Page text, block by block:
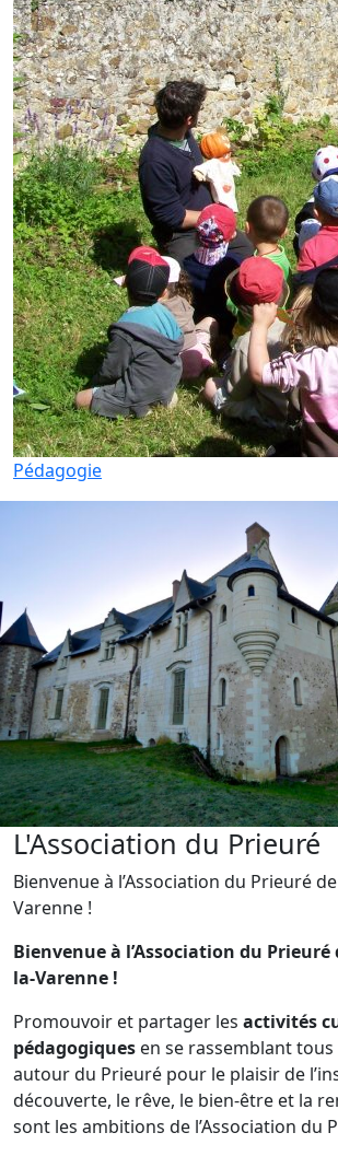
Pédagogie
L'Association du Prieuré
Bienvenue à l’Association du Prieuré
Varenne !
Bienvenue à l’Association du Prieuré
la-Varenne !
Promouvoir et partager les activités
pédagogiques en se rassemblant
autour du Prieuré pour le plaisir de
découverte, le rêve, le bien-être et la
sont les ambitions de l’Association du